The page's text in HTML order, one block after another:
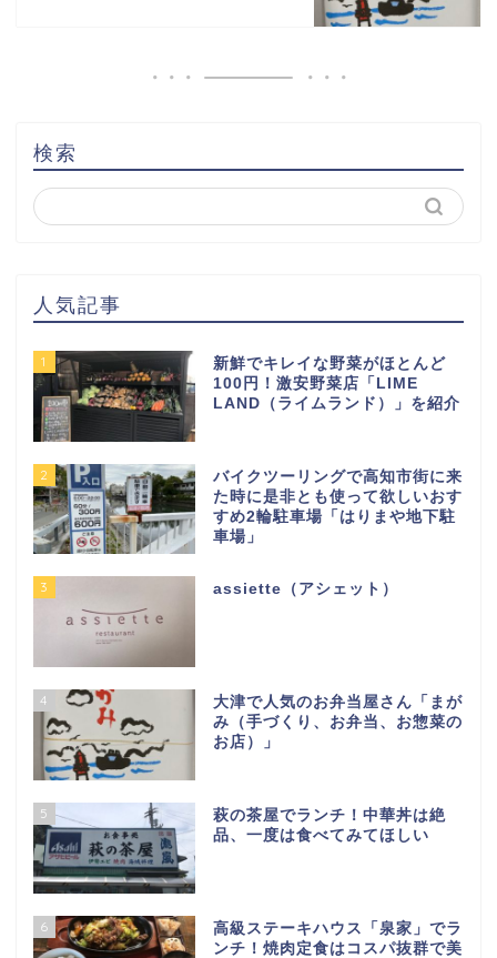
検索
人気記事
1
新鮮でキレイな野菜がほとんど
100円！激安野菜店「LIME
LAND（ライムランド）」を紹介
2
バイクツーリングで高知市街に来
た時に是非とも使って欲しいおす
すめ2輪駐車場「はりまや地下駐
車場」
3 assiette（アシェット）
4
大津で人気のお弁当屋さん「まが
み（手づくり、お弁当、お惣菜の
お店）」
5
萩の茶屋でランチ！中華丼は絶
品、一度は食べてみてほしい
6
高級ステーキハウス「泉家」でラ
ンチ！焼肉定食はコスパ抜群で美